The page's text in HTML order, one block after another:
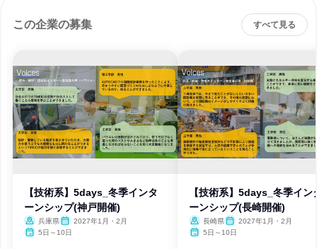
この企業の募集 すべて見る
【技術系】5days_冬季インタ
ーンシップ(神戸開催)
兵庫県
2027年1月・2月
5日～10日
【技術系】5days_冬季イン
ーンシップ(長崎開催)
長崎県
2027年1月・2月
5日～10日